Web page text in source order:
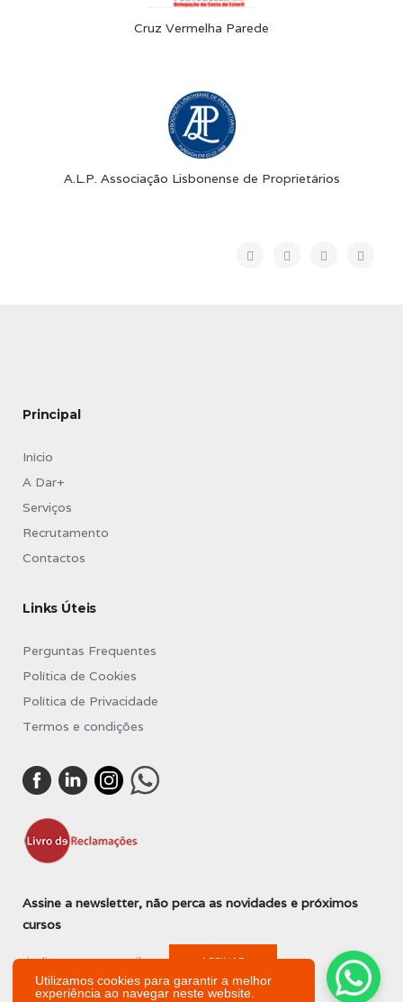
Utilizamos cookies para garantir a melhor
experiência ao navegar neste website.
Cruz Vermelha Parede
A.L.P. Associação Lisbonense de Proprietários
Principal
Início
A Dar+
Serviços
Recrutamento
Contactos
Links Úteis
Perguntas Frequentes
Política de Cookies
Política de Privacidade
Termos e condições
Assine a newsletter, não perca as novidades e próximos
cursos